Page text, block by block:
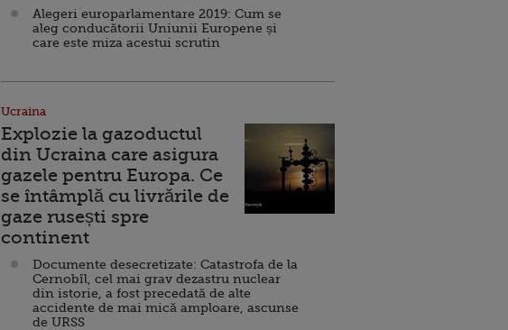
Alegeri europarlamentare 2019: Cum se
aleg conducătorii Uniunii Europene și
care este miza acestui scrutin
Ucraina
Explozie la gazoductul
din Ucraina care asigura
gazele pentru Europa. Ce
se întâmplă cu livrările de
gaze rusești spre
continent
Documente desecretizate: Catastrofa de la
Cernobîl, cel mai grav dezastru nuclear
din istorie, a fost precedată de alte
accidente de mai mică amploare, ascunse
de URSS